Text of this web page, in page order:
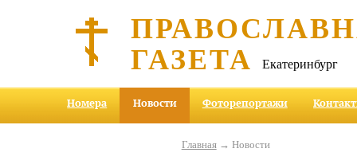
ГАЗЕТА Екатеринбург
Номера Новости Фоторепортажи
Главная→ Новости